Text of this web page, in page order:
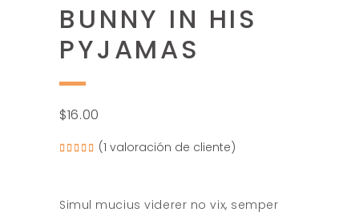
BUNNY IN HIS
PYJAMAS
$16.00
Valorado
1
puntuación
(1 valoración de cliente)
Simul mucius viderer no vix, semper